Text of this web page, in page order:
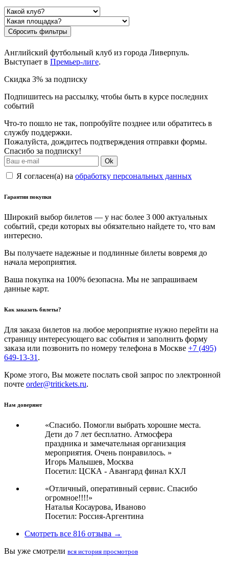
Сбросить фильтры
Английский футбольный клуб из города Ливерпуль.
Выступает в Премьер-лиге.
Скидка 3% за подписку
Подпишитесь на рассылку, чтобы быть в курсе последних
событий
Что-то пошло не так, попробуйте позднее или обратитесь в
службу поддержки.
Пожалуйста, дождитесь подтверждения отправки формы.
Спасибо за подписку!
Ok
Я согласен(а) на обработку персональных данных
Гарантии покупки
Широкий выбор билетов — у нас более 3 000 актуальных
событий, среди которых вы обязательно найдете то, что вам
интересно.
Вы получаете надежные и подлинные билеты вовремя до
начала мероприятия.
Ваша покупка на 100% безопасна. Мы не запрашиваем
данные карт.
Как заказать билеты?
Для заказа билетов на любое мероприятие нужно перейти на
страницу интересующего вас события и заполнить форму
заказа или позвонить по номеру телефона в Москве +7 (495)
649-13-31 .
Кроме этого, Вы можете послать свой запрос по электронной
почте order@tritickets.ru.
Нам доверяют
«Спасибо. Помогли выбрать хорошие места.
Дети до 7 лет бесплатно. Атмосфера
праздника и замечательная организация
мероприятия. Очень понравилось. »
Игорь Малышев, Москва
Посетил: ЦСКА - Авангард финал КХЛ
«Отличный, оперативный сервис. Спасибо
огромное!!!!»
Наталья Косаурова, Иваново
Посетил: Россия-Аргентина
Смотреть все 816 отзыва →
Вы уже смотрели вся история просмотров